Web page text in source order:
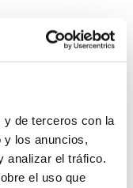
de terceros con la
los anuncios,
analizar el tráfico.
el uso que
20